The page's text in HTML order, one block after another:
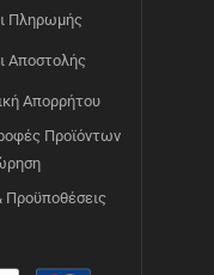
Πληρωμής
Αποστολής
Απορρήτου
Προϊόντων
Προϋποθέσεις